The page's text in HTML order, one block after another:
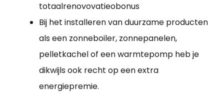
totaalrenovovatieobonus
Bij het installeren van duurzame producten
als een zonneboiler, zonnepanelen,
pelletkachel of een warmtepomp heb je
dikwijls ook recht op een extra
energiepremie.